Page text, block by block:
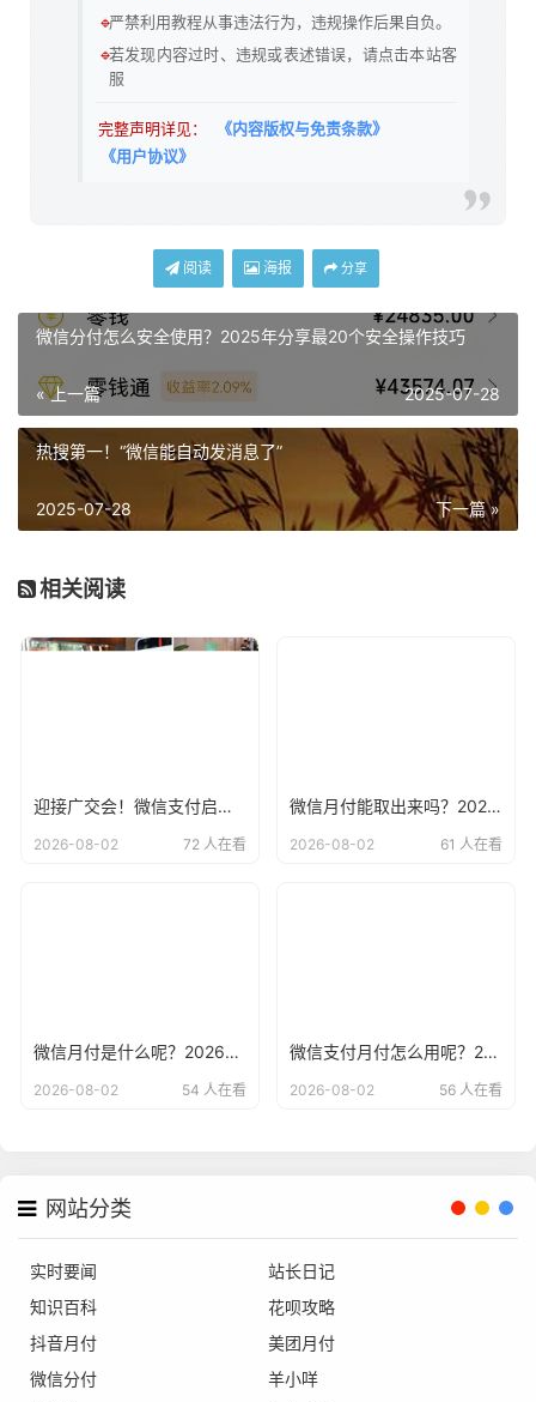
🔹严禁利用教程从事违法行为，违规操作后果自负。
🔹若发现内容过时、违规或表述错误，请点击本站客
服
完整声明详见：
《内容版权与免责条款》
《用户协议》
阅读 海报 分享
微信分付怎么安全使用？2025年分享最20个安全操作技巧
« 上一篇 2025-07-28
热搜第一！“微信能自动发消息了”
下一篇 »
2025-07-28
相关阅读
迎接广交会！微信支付启动入境支付便利服务月活动
2026-08-02 72 人在看
微信月付能取出来吗？2026年正确取出微信月付方法大总结！
2026-08-02 61 人在看
微信月付是什么呢？2026年最新微信月付申请入口
2026-08-02 54 人在看
微信支付月付怎么用呢？2026年最新抖音月付微信支付教程
2026-08-02 56 人在看
网站分类
实时要闻
站长日记
知识百科
花呗攻略
抖音月付
美团月付
微信分付
羊小咩